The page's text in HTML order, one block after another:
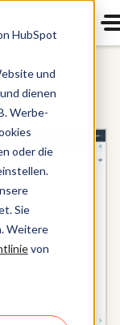
HubSpot
und
dienen
Werbe-
oder die
Sie
Weitere
von